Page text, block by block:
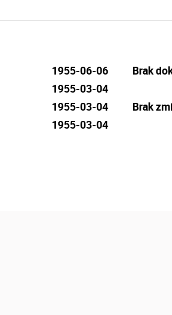
1955-06-06
1955-03-04
1955-03-04
1955-03-04
Brak
Brak